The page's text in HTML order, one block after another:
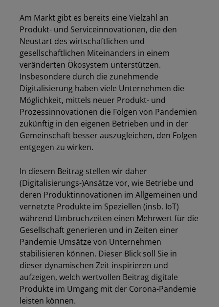
Am Markt gibt es bereits eine Vielzahl an
Produkt- und Serviceinnovationen, die den
Neustart des wirtschaftlichen und
gesellschaftlichen Miteinanders in einem
veränderten Ökosystem unterstützen.
Insbesondere durch die zunehmende
Digitalisierung haben viele Unternehmen die
Möglichkeit, mittels neuer Produkt- und
Prozessinnovationen die Folgen von Pandemien
zukünftig in den eigenen Betrieben und in der
Gemeinschaft besser auszugleichen, den Folgen
entgegen zu wirken.
In diesem Beitrag stellen wir daher
(Digitalisierungs-)Ansätze vor, wie Betriebe und
deren Produktinnovationen im Allgemeinen und
vernetzte Produkte im Speziellen (insb. IoT)
während Umbruchzeiten einen Mehrwert für die
Gesellschaft generieren und in Zeiten einer
Pandemie Umsätze von Unternehmen
stabilisieren können. Dieser Blick soll Sie in
dieser dynamischen Zeit inspirieren und
aufzeigen, welch wertvollen Beitrag digitale
Produkte im Umgang mit der Corona-Pandemie
leisten können.